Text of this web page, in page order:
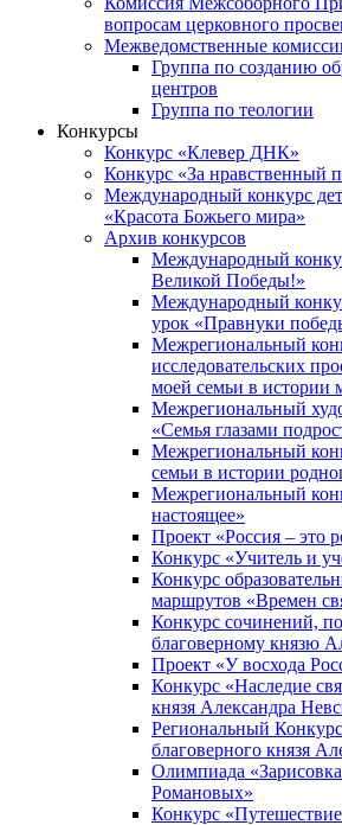
вопросам церковного
Межведомственные
Группа по созданию
центров
Группа по теологии
Конкурсы
Конкурс «Клевер ДНК»
Конкурс «За нравственный
Международный конкурс
«Красота Божьего мира»
Архив конкурсов
Международный
Великой Победы!»
Международный
урок «Правнуки
Межрегиональный
исследовательских
моей семьи в истории
Межрегиональный
«Семья глазами
Межрегиональный
семьи в истории
Межрегиональный
настоящее»
Проект «Россия – это
Конкурс «Учитель и
Конкурс
маршрутов «Времен
Конкурс сочинений,
благоверному князю
Проект «У восхода
Конкурс «Наследие
князя Александра
Региональный
благоверного князя
Олимпиада
Романовых»
Конкурс